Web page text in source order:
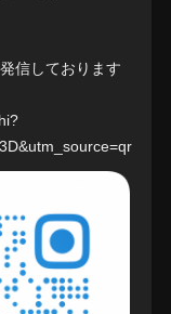
信しております